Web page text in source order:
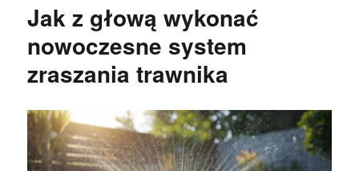
Jak z głową wykonać
nowoczesne system
zraszania trawnika